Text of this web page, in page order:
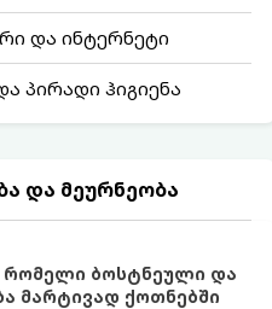
და ინტერნეტი
პირადი ჰიგიენა
და მეურნეობა
რომელი ბოსტნეული და
მარტივად ქოთნებში